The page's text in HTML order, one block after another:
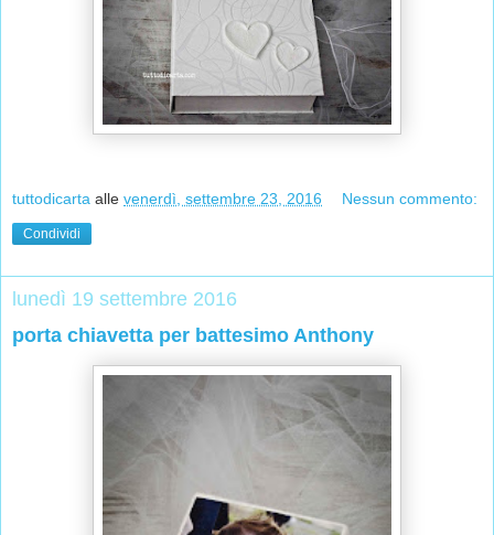
tuttodicarta alle venerdì, settembre 23, 2016 Nessun commento:
Condividi
lunedì 19 settembre 2016
porta chiavetta per battesimo Anthony